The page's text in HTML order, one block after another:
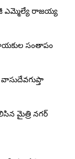
రాజయ్య
సంతాపం
మైత్రి నగర్